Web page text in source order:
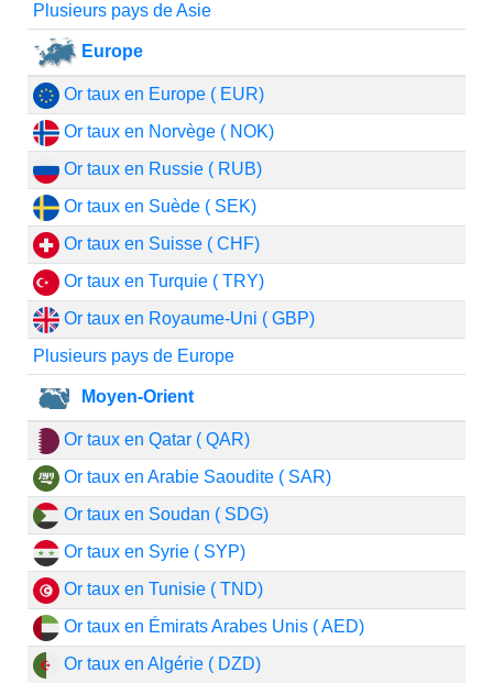
Plusieurs pays de Asie
Europe
Or taux en Europe ( EUR)
Or taux en Norvège ( NOK)
Or taux en Russie ( RUB)
Or taux en Suède ( SEK)
Or taux en Suisse ( CHF)
Or taux en Turquie ( TRY)
Or taux en Royaume-Uni ( GBP)
Plusieurs pays de Europe
Moyen-Orient
Or taux en Qatar ( QAR)
Or taux en Arabie Saoudite ( SAR)
Or taux en Soudan ( SDG)
Or taux en Syrie ( SYP)
Or taux en Tunisie ( TND)
Or taux en Émirats Arabes Unis ( AED)
Or taux en Algérie ( DZD)